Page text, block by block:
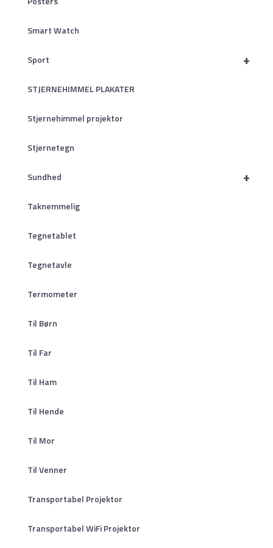
Smart Watch
+
Sport
STJERNEHIMMEL PLAKATER
Stjernehimmel projektor
Stjernetegn
+
Sundhed
Taknemmelig
Tegnetablet
Tegnetavle
Termometer
Til Børn
Til Far
Til Ham
Til Hende
Til Mor
Til Venner
Transportabel Projektor
Transportabel WiFi Projektor